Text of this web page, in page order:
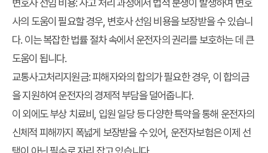
변호사 선임 비용:사고 처리 과정에서 법적 분쟁이 발생하여 변호
사의 도움이 필요할 경우, 변호사 선임 비용을 보장받을 수 있습니
다. 이는 복잡한 법률 절차 속에서 운전자의 권리를 보호하는 데 큰
도움이 됩니다.
교통사고처리지원금:피해자와의 합의가 필요한 경우, 이 합의금
을 지원하여 운전자의 경제적 부담을 덜어줍니다.
이 외에도 부상 치료비, 입원 일당 등 다양한 특약을 통해 운전자의
신체적 피해까지 폭넓게 보장받을 수 있어, 운전자보험은 이제 선